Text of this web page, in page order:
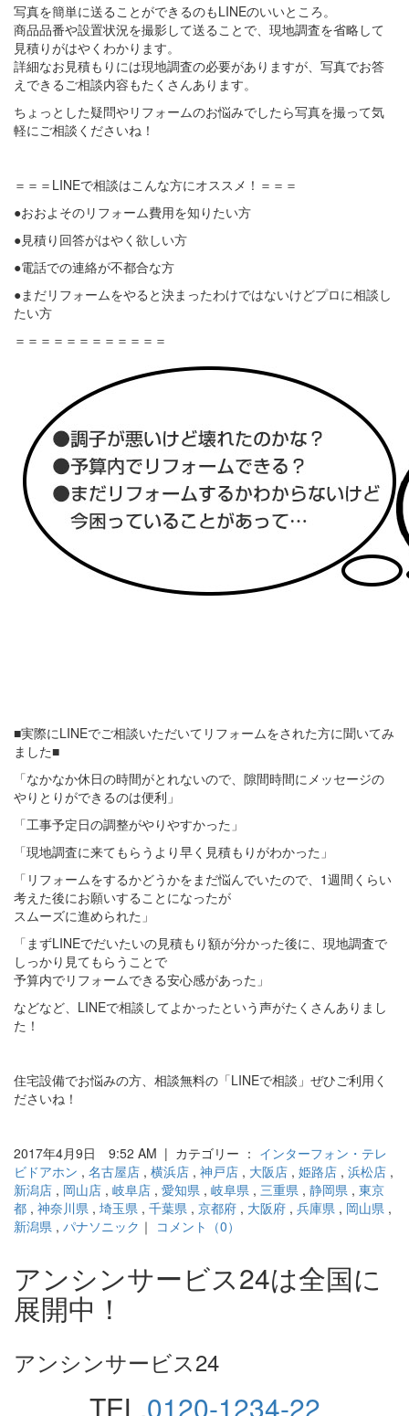
写真を簡単に送ることができるのもLINEのいいところ。
商品品番や設置状況を撮影して送ることで、現地調査を省略して
見積りがはやくわかります。
詳細なお見積もりには現地調査の必要がありますが、写真でお答
えできるご相談内容もたくさんあります。
ちょっとした疑問やリフォームのお悩みでしたら写真を撮って気
軽にご相談くださいね！
＝＝＝LINEで相談はこんな方にオススメ！＝＝＝
●おおよそのリフォーム費用を知りたい方
●見積り回答がはやく欲しい方
●電話での連絡が不都合な方
●まだリフォームをやると決まったわけではないけどプロに相談し
たい方
＝＝＝＝＝＝＝＝＝＝＝＝
■実際にLINEでご相談いただいてリフォームをされた方に聞いてみ
ました■
「なかなか休日の時間がとれないので、隙間時間にメッセージの
やりとりができるのは便利」
「工事予定日の調整がやりやすかった」
「現地調査に来てもらうより早く見積もりがわかった」
「リフォームをするかどうかをまだ悩んでいたので、1週間くらい
考えた後にお願いすることになったが
スムーズに進められた」
「まずLINEでだいたいの見積もり額が分かった後に、現地調査で
しっかり見てもらうことで
予算内でリフォームできる安心感があった」
などなど、LINEで相談してよかったという声がたくさんありまし
た！
住宅設備でお悩みの方、相談無料の「LINEで相談」ぜひご利用く
ださいね！
2017年4月9日 9:52 AM | カテゴリー ： インターフォン・テレ
ビドアホン , 名古屋店 , 横浜店 , 神戸店 , 大阪店 , 姫路店 , 浜松店 ,
新潟店 , 岡山店 , 岐阜店 , 愛知県 , 岐阜県 , 三重県 , 静岡県 , 東京
都 , 神奈川県 , 埼玉県 , 千葉県 , 京都府 , 大阪府 , 兵庫県 , 岡山県 ,
新潟県 , パナソニック ｜ コメント（0）
アンシンサービス24は全国に
展開中！
アンシンサービス24
TEL. 0120-1234-22